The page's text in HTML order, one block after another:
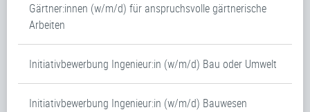
Gärtner:innen (w/m/d) für anspruchsvolle gärtnerische
Arbeiten
Initiativbewerbung Ingenieur:in (w/m/d) Bau oder Umwelt
Initiativbewerbung Ingenieur:in (w/m/d) Bauwesen